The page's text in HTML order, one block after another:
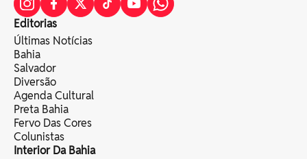
Editorias
Últimas Notícias
Bahia
Salvador
Diversão
Agenda Cultural
Preta Bahia
Fervo Das Cores
Colunistas
Interior Da Bahia